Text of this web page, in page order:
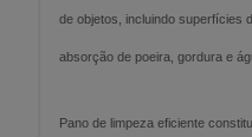
de objetos, incluindo superfícies
absorção de poeira, gordura e
Pano de limpeza eficiente